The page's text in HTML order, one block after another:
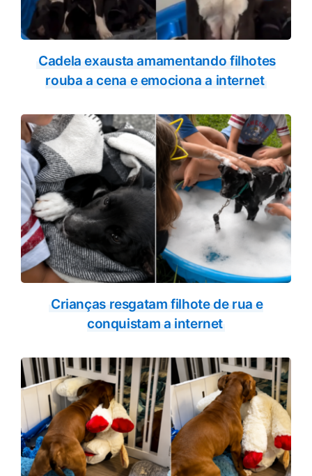
Cadela exausta amamentando filhotes
rouba a cena e emociona a internet
Crianças resgatam filhote de rua e
conquistam a internet